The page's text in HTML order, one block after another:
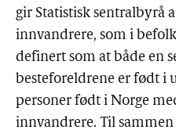
gir Statistisk sentralbyrå
innvandrere, som i
definert som at både en
besteforeldrene er født i
personer født i Norge
innvandrere. Til